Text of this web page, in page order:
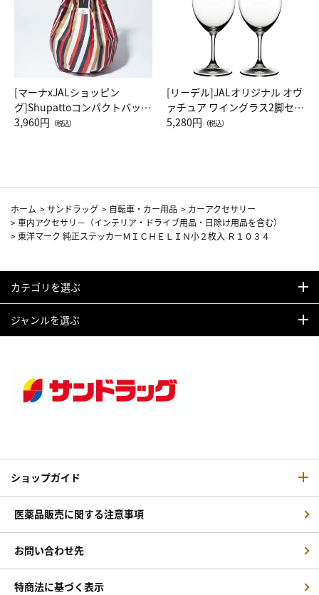
[マーナxJALショッピン
グ]Shupattoコンパクトバッグ
Drop JAL客室乗務員（LC）ス
3,960円 （税込）
[リーデル]JALオリジナル オヴ
ァチュア ワイングラス2脚セッ
ト（レッドワイン）
5,280円 （税込）
ホーム >サンドラッグ > 自転車・カー用品 > カーアクセサリー
>車内アクセサリ－（インテリア・ドライブ用品・日除け用品を含む）
>東洋マーク 純正ステッカーＭＩＣＨＥＬＩＮ小２枚入 Ｒ１０３４
カテゴリを選ぶ
ジャンルを選ぶ
ショップガイド
医薬品販売に関する注意事項
お問い合わせ先
特商法に基づく表示